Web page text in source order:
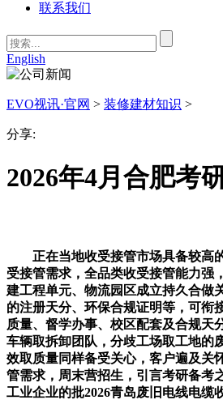
联系我们
English
EVO视讯·官网 > 装修建材知识 >
分享:
2026年4月合肥考
正在当地收受接管市场具备较高的
受接管需求，全品类收受接管能力强
建工程单元、物流园区成立持久合做
的注册天分、环保合规证明等，可衔
质量、督学办事、校区配套及合规天
车辆取拆卸团队，分歧工场取工地的
效取质量同样备受关心，客户遍及关
管需求，周末营招生，引言考研备考
工业企业的批2026青岛废旧电线电